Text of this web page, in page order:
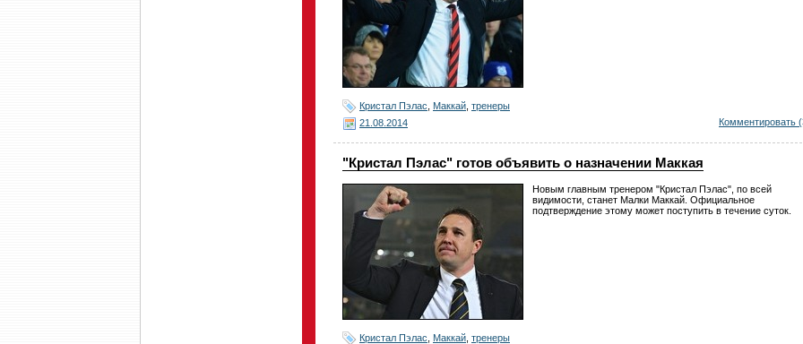
Кристал Пэлас Маккай тренеры
21.08.2014
Комментировать
"Кристал Пэлас" готов объявить о назначении Маккая
Новым главным тренером "Кристал Пэлас", по всей
видимости, станет Малки Маккай. Официальное
подтверждение этому может поступить в течение суток.
Кристал Пэлас Маккай тренеры